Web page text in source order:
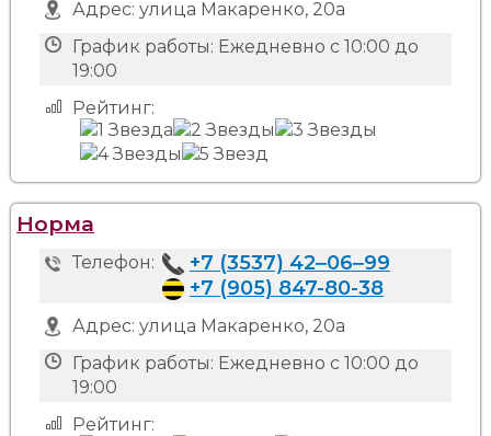
Адрес: улица Макаренко, 20а
График работы: Ежедневно с 10:00 до
19:00
Рейтинг:
Норма
Телефон:
+7 (3537) 42‒06‒99
+7 (905) 847-80-38
Адрес: улица Макаренко, 20а
График работы: Ежедневно с 10:00 до
19:00
Рейтинг: